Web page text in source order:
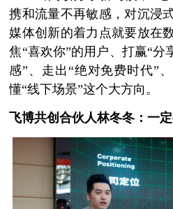
携和流量不再敏感，对沉浸
媒体创新的着力点就要放在
焦“喜欢你”的用户、打赢“分
感”、走出“绝对免费时代”
懂“线下场景”这个大方向。
飞博共创合伙人林冬冬：一